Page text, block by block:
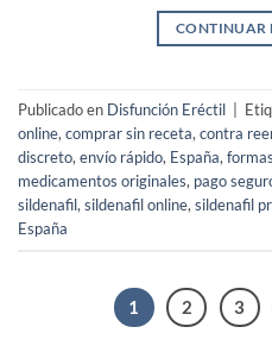
CONTINUAR
Publicado en Disfunción Eréctil
online, comprar sin receta, contra
discreto, envío rápido, España,
medicamentos originales, pago
sildenafil, sildenafil online, sildenafil
España
1 2 3